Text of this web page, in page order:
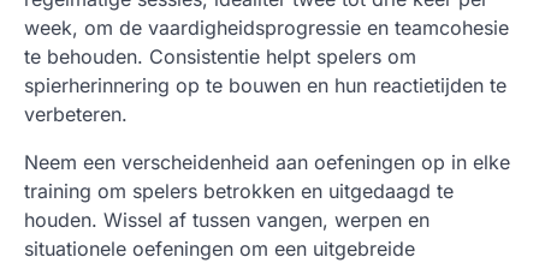
week, om de vaardigheidsprogressie en teamcohesie
te behouden. Consistentie helpt spelers om
spierherinnering op te bouwen en hun reactietijden te
verbeteren.
Neem een verscheidenheid aan oefeningen op in elke
training om spelers betrokken en uitgedaagd te
houden. Wissel af tussen vangen, werpen en
situationele oefeningen om een uitgebreide